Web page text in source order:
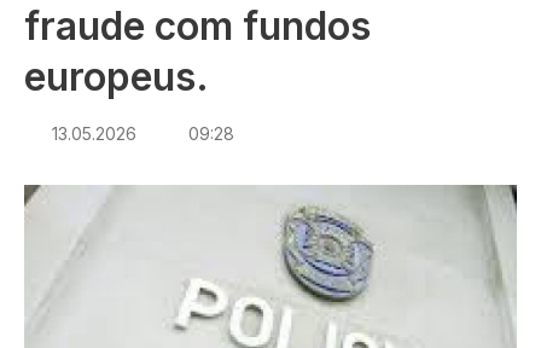
fraude com fundos
europeus.
13.05.2026 09:28
Imagem